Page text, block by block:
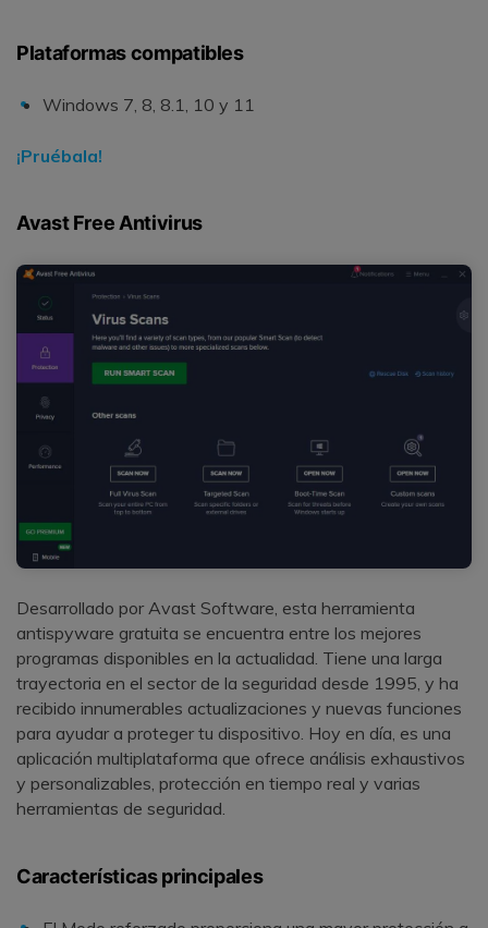
Plataformas compatibles
Windows 7, 8, 8.1, 10 y 11
¡Pruébala!
Avast Free Antivirus
Desarrollado por Avast Software, esta herramienta
antispyware gratuita se encuentra entre los mejores
programas disponibles en la actualidad. Tiene una larga
trayectoria en el sector de la seguridad desde 1995, y ha
recibido innumerables actualizaciones y nuevas funciones
para ayudar a proteger tu dispositivo. Hoy en día, es una
aplicación multiplataforma que ofrece análisis exhaustivos
y personalizables, protección en tiempo real y varias
herramientas de seguridad.
Características principales